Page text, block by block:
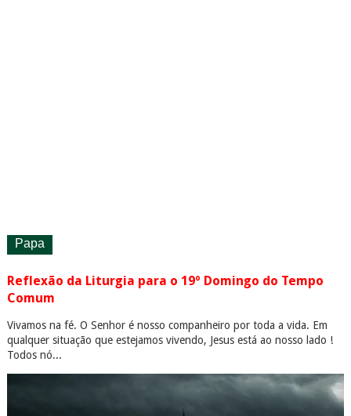
Papa
Reflexão da Liturgia para o 19º Domingo do Tempo
Comum
Vivamos na fé. O Senhor é nosso companheiro por toda a vida. Em
qualquer situação que estejamos vivendo, Jesus está ao nosso lado !
Todos nó...